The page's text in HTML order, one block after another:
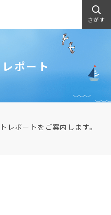
さがす
ポート
レポートをご案内します。